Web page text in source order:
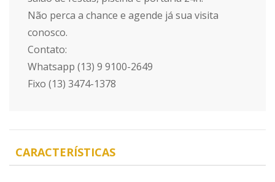
Não perca a chance e agende já sua visita
conosco.
Contato:
Whatsapp (13) 9 9100-2649
Fixo (13) 3474-1378
CARACTERÍSTICAS